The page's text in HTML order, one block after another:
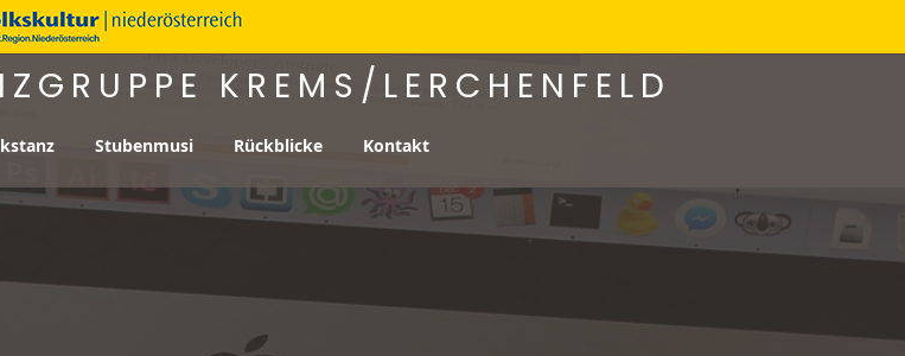
KREMS/LERCHENFELD
Stubenmusi Rückblicke Kontakt